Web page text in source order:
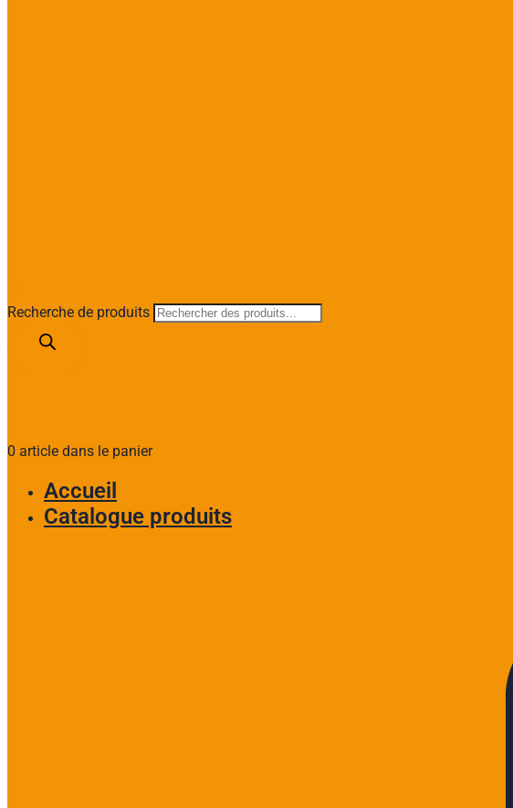
Recherche de produits
0 article dans le panier
Accueil
Catalogue produits